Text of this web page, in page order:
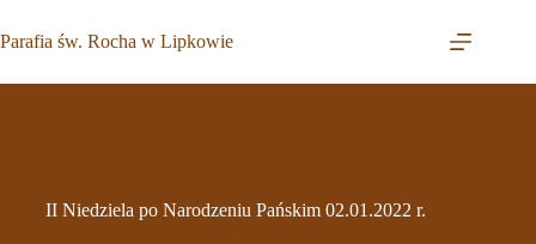
do
treści
Parafia św. Rocha w Lipkowie
II Niedziela po Narodzeniu Pańskim 02.01.2022 r.